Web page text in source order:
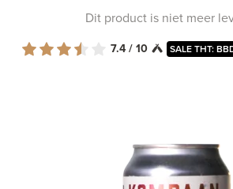
Dit product is niet meer
7.4 / 10 SALE THT: